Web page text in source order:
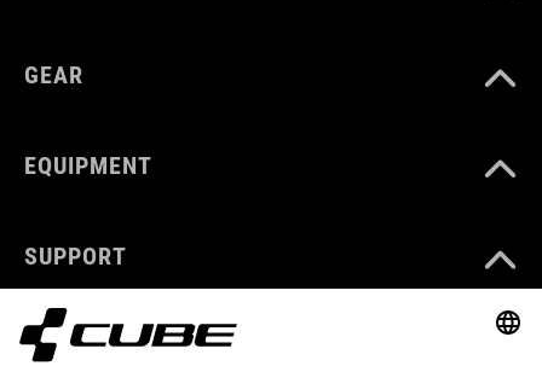
GEAR
EQUIPMENT
SUPPORT
ABOUT US